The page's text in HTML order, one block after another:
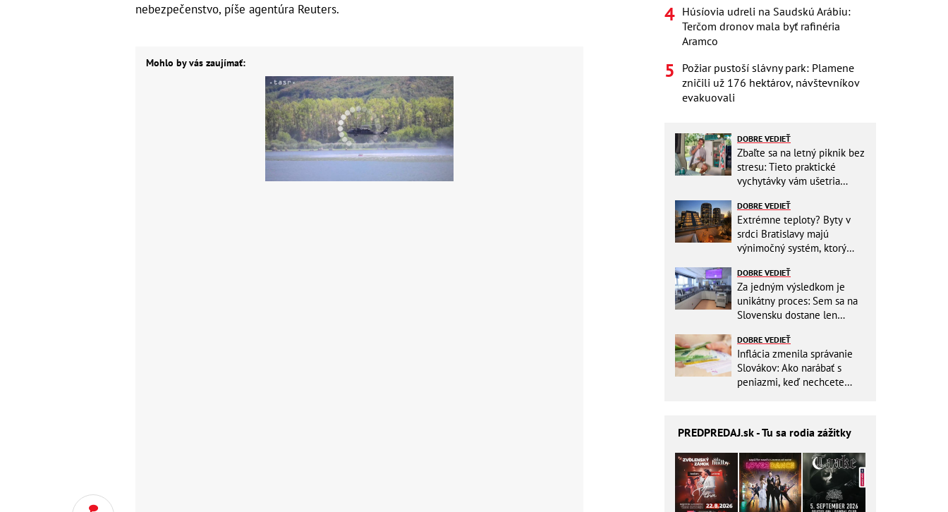
nebezpečenstvo, píše agentúra Reuters.
Mohlo by vás zaujímať:
Húsíovia udreli na Saudskú Arábiu:
Terčom dronov mala byť rafinéria
Aramco
Požiar pustoší slávny park: Plamene
zničili už 176 hektárov, návštevníkov
evakuovali
DOBRE VEDIEŤ
Zbaľte sa na letný piknik bez
stresu: Tieto praktické
vychytávky vám ušetria
DOBRE VEDIEŤ
Extrémne teploty? Byty v
srdci Bratislavy majú
výnimočný systém, ktorý
DOBRE VEDIEŤ
Za jedným výsledkom je
unikátny proces: Sem sa na
Slovensku dostane len
DOBRE VEDIEŤ
Inflácia zmenila správanie
Slovákov: Ako narábať s
peniazmi, keď nechcete
PREDPREDAJ.sk - Tu sa rodia zážitky